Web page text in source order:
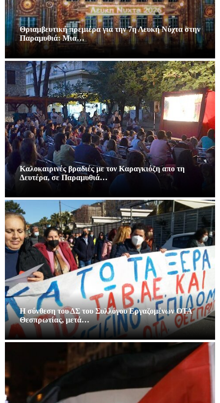
Θριαμβευτική πρεμιέρα για την 7η Λευκή Νύχτα στην
Παραμυθιά: Μια…
Καλοκαιρινές βραδιές με τον Καραγκιόζη απο τη
Δευτέρα, σε Παραμυθιά…
Η σύνθεση του ΔΣ του Συλλόγου Εργαζομένων ΟΤΑ
Θεσπρωτίας, μετά…